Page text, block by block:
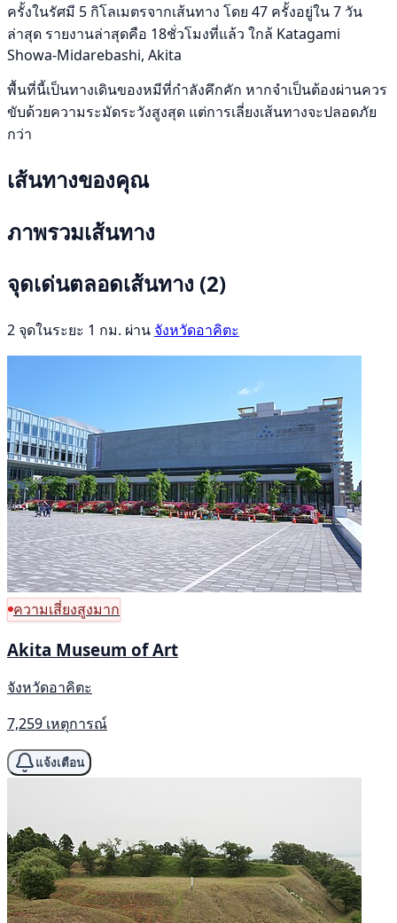
ครั้งในรัศมี 5 กิโลเมตรจากเส้นทาง โดย 47 ครั้งอยู่ใน 7 วัน
ล่าสุด รายงานล่าสุดคือ 18ชั่วโมงที่แล้ว ใกล้ Katagami
Showa-Midarebashi, Akita
พื้นที่นี้เป็นทางเดินของหมีที่กำลังคึกคัก หากจำเป็นต้องผ่านควร
ขับด้วยความระมัดระวังสูงสุด แต่การเลี่ยงเส้นทางจะปลอดภัย
กว่า
เส้นทางของคุณ
ภาพรวมเส้นทาง
จุดเด่นตลอดเส้นทาง (2)
2 จุดในระยะ 1 กม. ผ่าน จังหวัดอาคิตะ
ความเสี่ยงสูงมาก
Akita Museum of Art
จังหวัดอาคิตะ
7,259 เหตุการณ์
แจ้งเตือน